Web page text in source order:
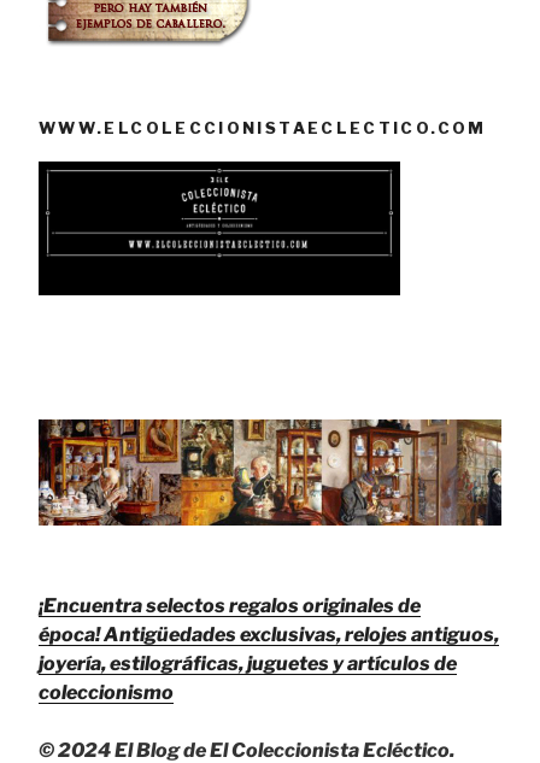
WWW.ELCOLECCIONISTAECLECTICO.COM
¡Encuentra selectos regalos originales de
época!Antigüedades exclusivas, relojes antiguos,
joyería, estilográficas, juguetes y artículos de
coleccionismo
© 2024 El Blog de El Coleccionista Ecléctico.